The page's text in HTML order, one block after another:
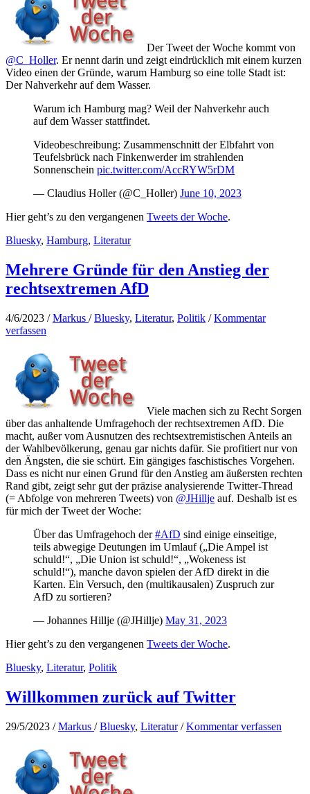
Der Tweet der Woche kommt von
@C_Holler. Er nennt darin und zeigt eindrücklich mit einem kurzen
Video einen der Gründe, warum Hamburg so eine tolle Stadt ist:
Der Nahverkehr auf dem Wasser.
Warum ich Hamburg mag? Weil der Nahverkehr auch
auf dem Wasser stattfindet.
Videobeschreibung: Zusammenschnitt der Elbfahrt von
Teufelsbrück nach Finkenwerder im strahlenden
Sonnenschein pic.twitter.com/AccRYW5rDM
— Claudius Holler (@C_Holler) June 10, 2023
Hier geht’s zu den vergangenen Tweets der Woche.
Bluesky, Hamburg, Literatur
Mehrere Gründe für den Anstieg der
rechtsextremen AfD
4/6/2023 /Markus /Bluesky, Literatur, Politik /Kommentar
verfassen
Viele machen sich zu Recht Sorgen
über das anhaltende Umfragehoch der rechtsextremen AfD. Die
macht, außer vom Ausnutzen des rechtsextremistischen Anteils an
der Wahlbevölkerung, genau gar nichts dafür. Sie profitiert nur von
den Ängsten, die sie schürt. Ein gängiges faschistisches Vorgehen.
Dass es nicht nur einen Grund für den Anstieg am äußersten rechten
Rand gibt, zeigt sehr gut der präzise analysierende Twitter-Thread
(= Abfolge von mehreren Tweets) von @JHillje auf. Deshalb ist es
für mich der Tweet der Woche:
Über das Umfragehoch der#AfD sind einige einseitige,
teils abwegige Deutungen im Umlauf („Die Ampel ist
schuld!“, „Die Union ist schuld!“, „Wokeness ist
schuld!“), manche davon spielen der AfD direkt in die
Karten. Ein Versuch, den (multikausalen) Zuspruch zur
AfD zu sortieren?
— Johannes Hillje (@JHillje) May 31, 2023
Hier geht’s zu den vergangenen Tweets der Woche.
Bluesky, Literatur, Politik
Willkommen zurück auf Twitter
29/5/2023 /Markus /Bluesky, Literatur/Kommentar verfassen